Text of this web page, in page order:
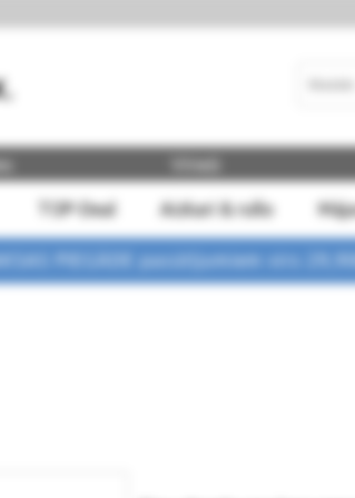
Vīrieši
TOP-Deal Aizkari & rullo
PIEGĀDE pasūtījumiem virs